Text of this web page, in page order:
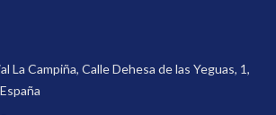
La Campiña, Calle Dehesa de las Yeguas, 1,